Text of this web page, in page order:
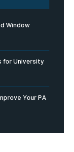
Window
for University
Your PA